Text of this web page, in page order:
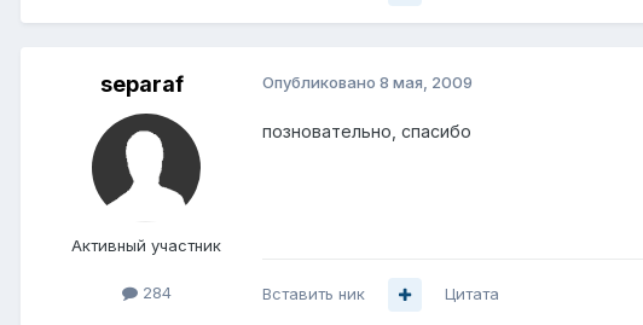
separaf
Активный участник
284
Опубликовано 8 мая, 2009
позновательно, спасибо
Вставить ник Цитата